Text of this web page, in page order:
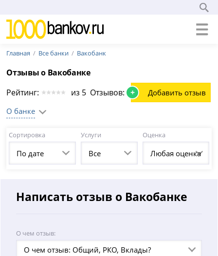
Главная Все банки Вакобанк
Отзывы о Вакобанке
Рейтинг:
из 5 Отзывов: 0+
Добавить отзыв
О банке
Сортировка
По дате
Услуги
Все
Оценка
Любая оценка
Написать отзыв о Вакобанке
О чем отзыв:
О чем отзыв: Общий, РКО, Вклады?